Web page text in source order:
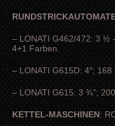
– LONATI G462/472: 3 ½
4+1 Farben.
– LONATI G615D: 4″;
– LONATI G615: 3 ¾”;
KETTEL-MASCHINEN: